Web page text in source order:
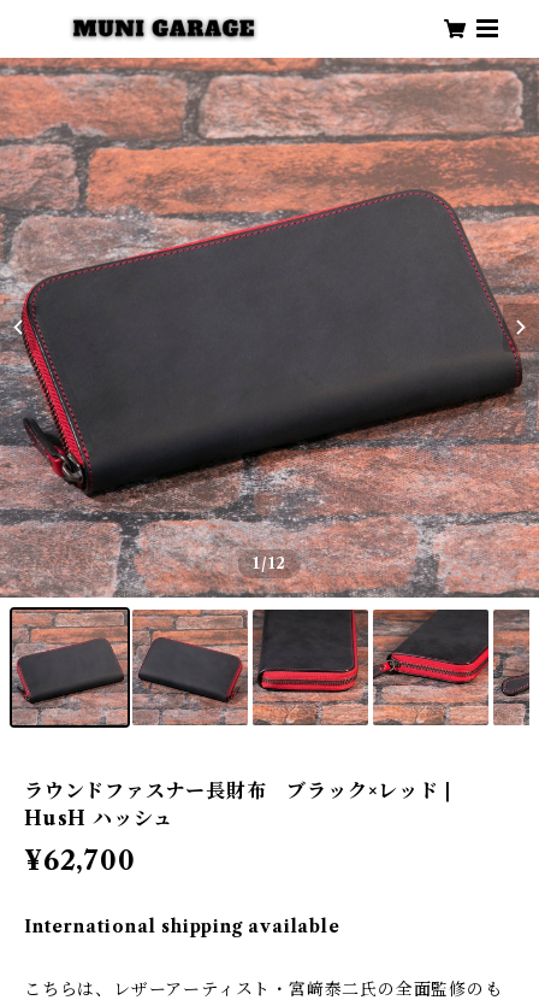
1/12
ラウンドファスナー長財布 ブラック×レッド |
HusH ハッシュ
¥62,700
International shipping available
こちらは、レザーアーティスト・宮﨑泰二氏の全面監修のも